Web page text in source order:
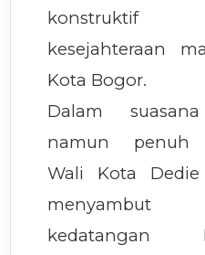
konstruktif
kesejahteraan
Kota Bogor.
Dalam
namun penuh
Wali Kota Dedie
menyambut
kedatangan